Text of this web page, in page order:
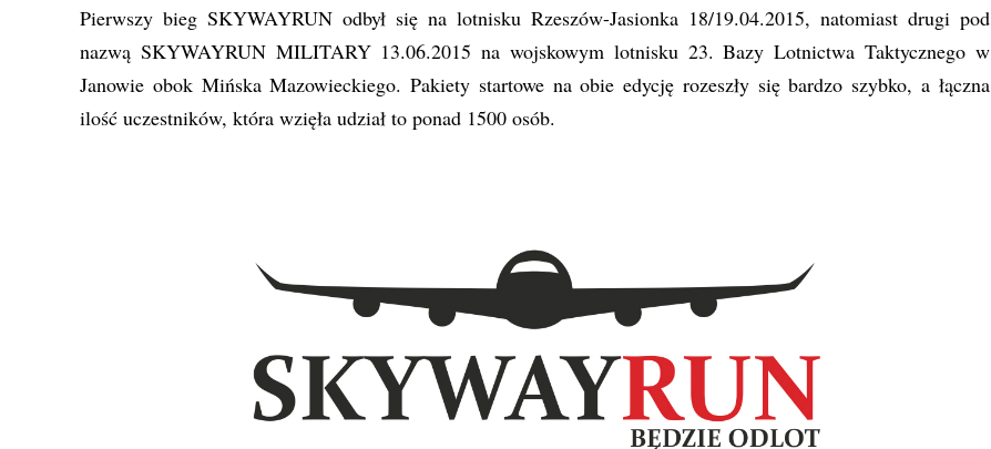
Pierwszy bieg SKYWAYRUN odbył się na lotnisku Rzeszów-Jasionka 18/19.04.2015, natomiast drugi pod
nazwą SKYWAYRUN MILITARY 13.06.2015 na wojskowym lotnisku 23. Bazy Lotnictwa Taktycznego w
Janowie obok Mińska Mazowieckiego. Pakiety startowe na obie edycję rozeszły się bardzo szybko, a łączna
ilość uczestników, która wzięła udział to ponad 1500 osób.